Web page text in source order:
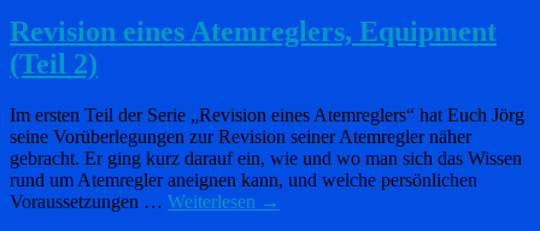
Revision eines Atemreglers, Equipment
(Teil 2)
Im ersten Teil der Serie „Revision eines Atemreglers“ hat Euch Jörg
seine Vorüberlegungen zur Revision seiner Atemregler näher
gebracht. Er ging kurz darauf ein, wie und wo man sich das Wissen
rund um Atemregler aneignen kann, und welche persönlichen
Voraussetzungen … Weiterlesen →